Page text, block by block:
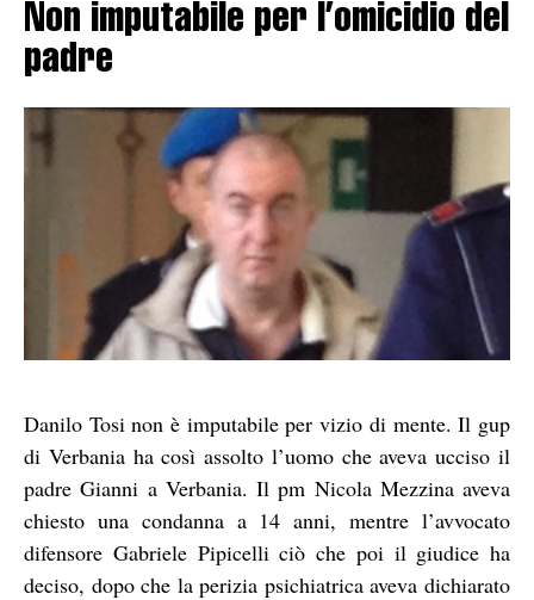
Non imputabile per l’omicidio del
padre
Danilo Tosi non è imputabile per vizio di mente. Il gup
di Verbania ha così assolto l’uomo che aveva ucciso il
padre Gianni a Verbania. Il pm Nicola Mezzina aveva
chiesto una condanna a 14 anni, mentre l’avvocato
difensore Gabriele Pipicelli ciò che poi il giudice ha
deciso, dopo che la perizia psichiatrica aveva dichiarato